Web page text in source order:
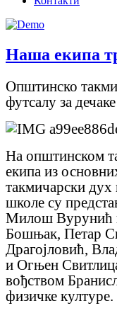
Наша екипа
Општинско
футсалу за дечаке
На општинском
екипа из
такмичарски
школе су
Милош Вурунић
Бошњак, Петар
Драгојловић,
и Огњен
вођством
физичке културе.